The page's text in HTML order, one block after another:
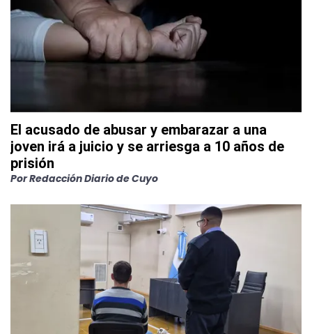
El acusado de abusar y embarazar a una
joven irá a juicio y se arriesga a 10 años de
prisión
PorRedacción Diario de Cuyo